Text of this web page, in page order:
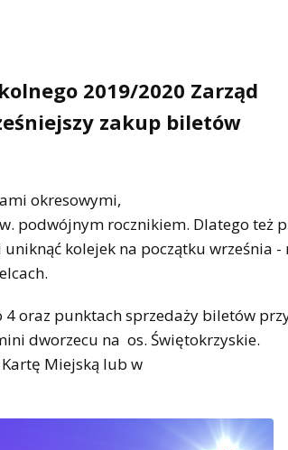
2019/2020 Zarząd
zakup biletów
okresowymi,
podwójnym rocznikiem. Dlatego też
kolejek na początku września -
4 oraz punktach sprzedaży biletów
dworzecu na os. Świętokrzyskie.
Miejską lub w